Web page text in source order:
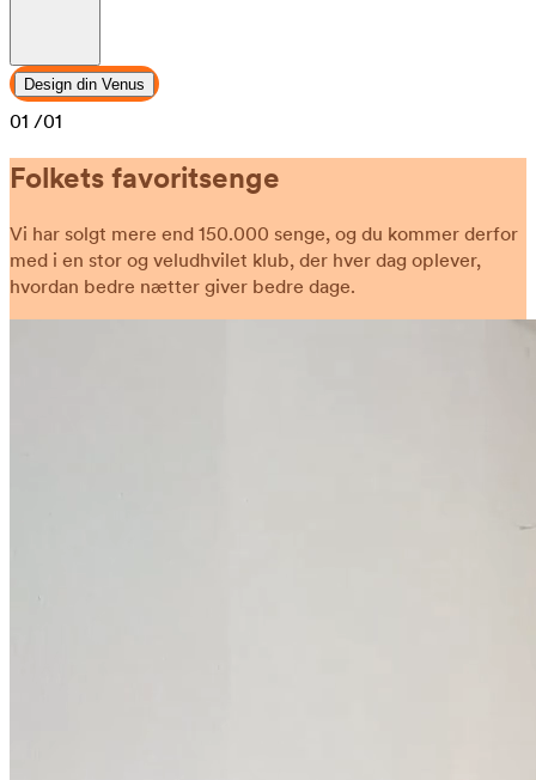
Design din Venus
01 /01
Folkets favoritsenge
Vi har solgt mere end 150.000 senge, og du kommer derfor
med i en stor og veludhvilet klub, der hver dag oplever,
hvordan bedre nætter giver bedre dage.